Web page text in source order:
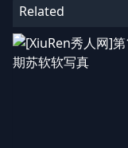
Related